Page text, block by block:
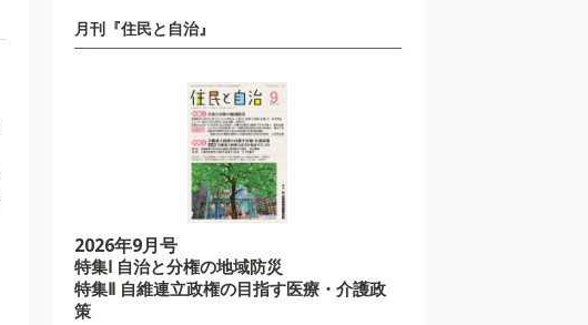
月刊『住民と自治』
2026年9月号
特集Ⅰ 自治と分権の地域防災
特集Ⅱ 自維連立政権の目指す医療・介護政
策